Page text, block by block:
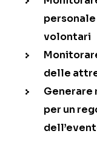
volontari
delle
Generare
per un